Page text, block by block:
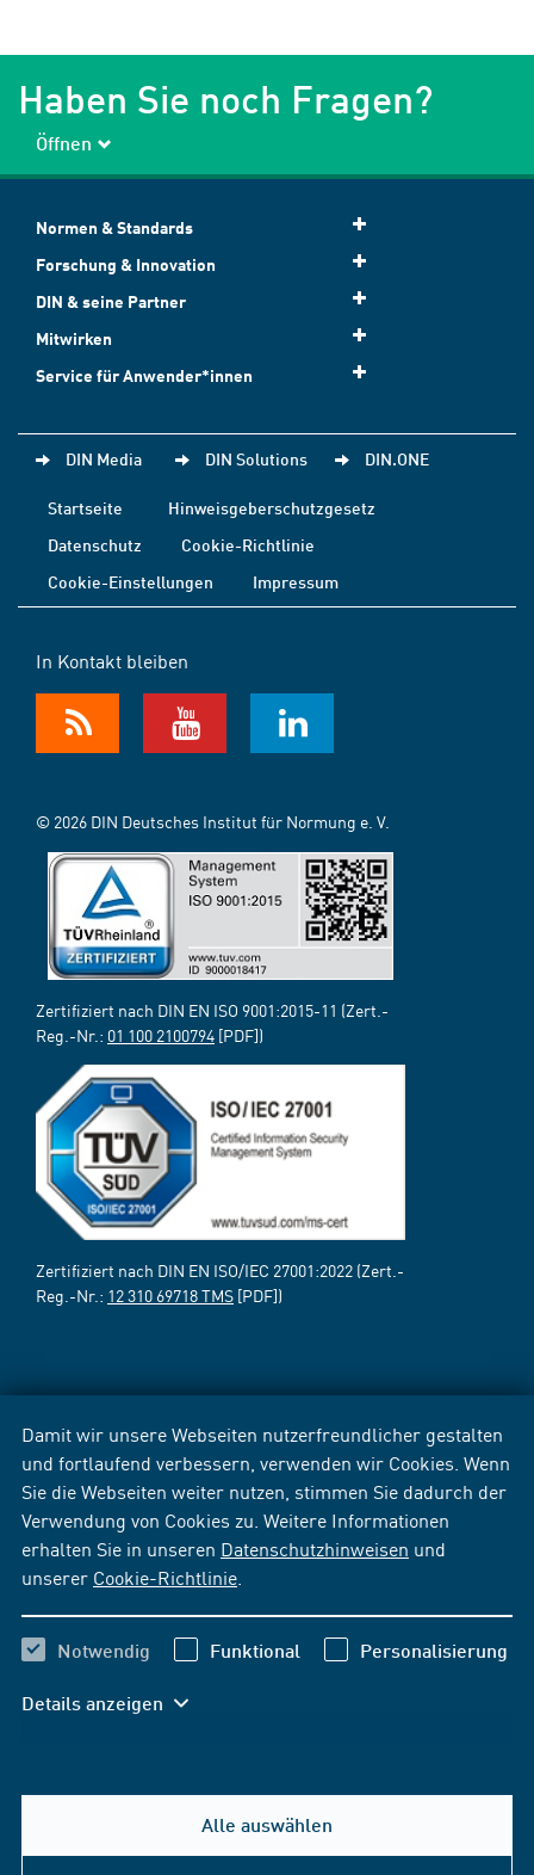
Damit wir unsere Webseiten nutzerfreundlicher gestalten
und fortlaufend verbessern, verwenden wir Cookies. Wenn
Sie die Webseiten weiter nutzen, stimmen Sie dadurch der
Verwendung von Cookies zu. Weitere Informationen
erhalten Sie in unseren Datenschutzhinweisen und
unserer Cookie-Richtlinie
Notwendig Funktional Personalisierung
Details anzeigen
Alle auswählen
Haben Sie noch Fragen?
Öffnen
Normen & Standards
Forschung & Innovation
DIN & seine Partner
Mitwirken
Service für Anwender*innen
DIN Media DIN Solutions DIN.ONE
Startseite
Hinweisgeberschutzgesetz
Datenschutz
Cookie-Richtlinie
Cookie-Einstellungen
Impressum
In Kontakt bleiben
© 2026 DIN Deutsches Institut für Normung e. V.
Zertifiziert nach DIN EN ISO 9001:2015-11 (Zert.-
Reg.-Nr.: 01 100 2100794 [PDF])
Zertifiziert nach DIN EN ISO/IEC 27001:2022 (Zert.-
Reg.-Nr.: 12 310 69718 TMS [PDF])